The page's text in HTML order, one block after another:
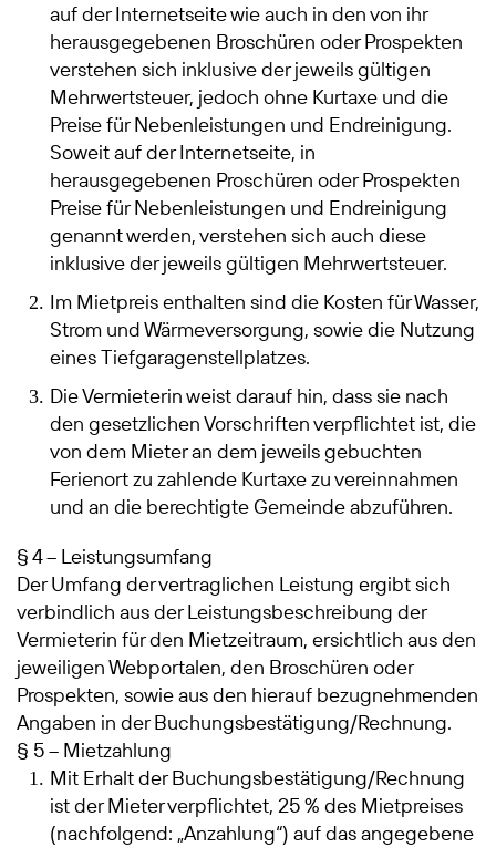
auf der Internetseite wie auch in den von ihr
herausgegebenen Broschüren oder Prospekten
verstehen sich inklusive der jeweils gültigen
Mehrwertsteuer, jedoch ohne Kurtaxe und die
Preise für Nebenleistungen und Endreinigung.
Soweit auf der Internetseite, in
herausgegebenen Proschüren oder Prospekten
Preise für Nebenleistungen und Endreinigung
genannt werden, verstehen sich auch diese
inklusive der jeweils gültigen Mehrwertsteuer.
Im Mietpreis enthalten sind die Kosten für Wasser,
Strom und Wärmeversorgung, sowie die Nutzung
eines Tiefgaragenstellplatzes.
Die Vermieterin weist darauf hin, dass sie nach
den gesetzlichen Vorschriften verpflichtet ist, die
von dem Mieter an dem jeweils gebuchten
Ferienort zu zahlende Kurtaxe zu vereinnahmen
und an die berechtigte Gemeinde abzuführen.
§ 4 – Leistungsumfang
Der Umfang der vertraglichen Leistung ergibt sich
verbindlich aus der Leistungsbeschreibung der
Vermieterin für den Mietzeitraum, ersichtlich aus den
jeweiligen Webportalen, den Broschüren oder
Prospekten, sowie aus den hierauf bezugnehmenden
Angaben in der Buchungsbestätigung/Rechnung.
§ 5 – Mietzahlung
Mit Erhalt der Buchungsbestätigung/Rechnung
ist der Mieter verpflichtet, 25 % des Mietpreises
(nachfolgend: „Anzahlung“) auf das angegebene